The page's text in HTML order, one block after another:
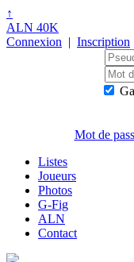
↑
ALN 40K
Connexion | Inscription
Mot de
Listes
Joueurs
Photos
G-Fig
ALN
Contact